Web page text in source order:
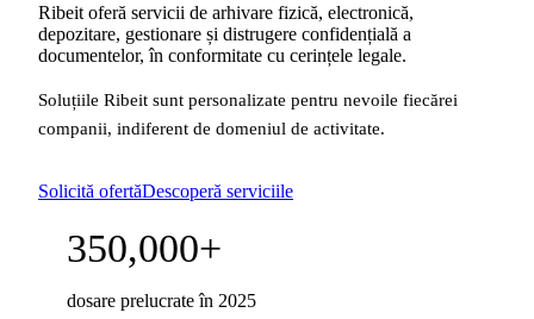
Ribeit oferă servicii de arhivare fizică, electronică,
depozitare, gestionare și distrugere confidențială a
documentelor, în conformitate cu cerințele legale.
Soluțiile Ribeit sunt personalizate pentru nevoile fiecărei
companii, indiferent de domeniul de activitate.
Solicită ofertăDescoperă serviciile
350,000+
dosare prelucrate în 2025